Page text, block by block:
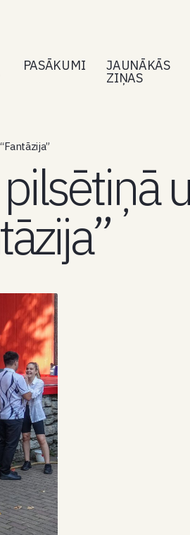
PASĀKUMI JAUNĀKĀS
ZIŅAS